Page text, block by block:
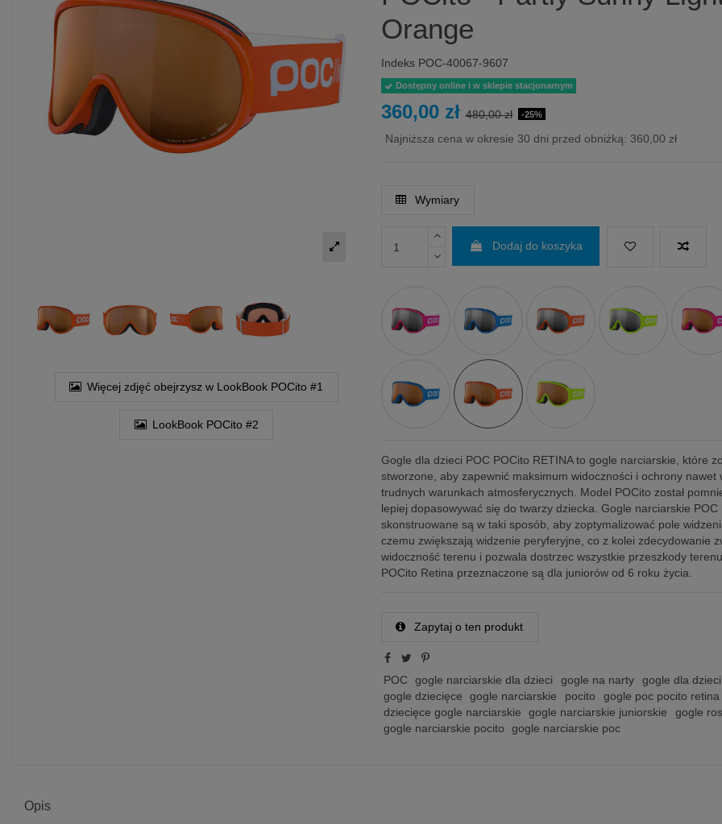
Więcej zdjęć obejrzysz w LookBook POCito #1
LookBook POCito #2
Orange
Indeks POC-40067-9607
Dostępny online i w sklepie stacjonarnym
360,00 zł 480,00 zł -25%
Najniższa cena w okresie 30 dni przed obniżką: 360,00 zł
Wymiary
Dodaj do koszyka
Gogle dla dzieci POC POCito RETINA to gogle narciarskie, które
stworzone, aby zapewnić maksimum widoczności i ochrony nawet
trudnych warunkach atmosferycznych. Model POCito został
lepiej dopasowywać się do twarzy dziecka. Gogle narciarskie POC
skonstruowane są w taki sposób, aby zoptymalizować pole
czemu zwiększają widzenie peryferyjne, co z kolei zdecydowanie
widoczność terenu i pozwala dostrzec wszystkie przeszkody
POCito Retina przeznaczone są dla juniorów od 6 roku życia.
Zapytaj o ten produkt
POC gogle narciarskie dla dzieci gogle na narty
gogle dla dzieci
gogle dziecięce
gogle narciarskie pocito
gogle poc pocito retina
dziecięce gogle narciarskie
gogle narciarskie juniorskie
gogle
gogle narciarskie pocito
gogle narciarskie poc
Opis